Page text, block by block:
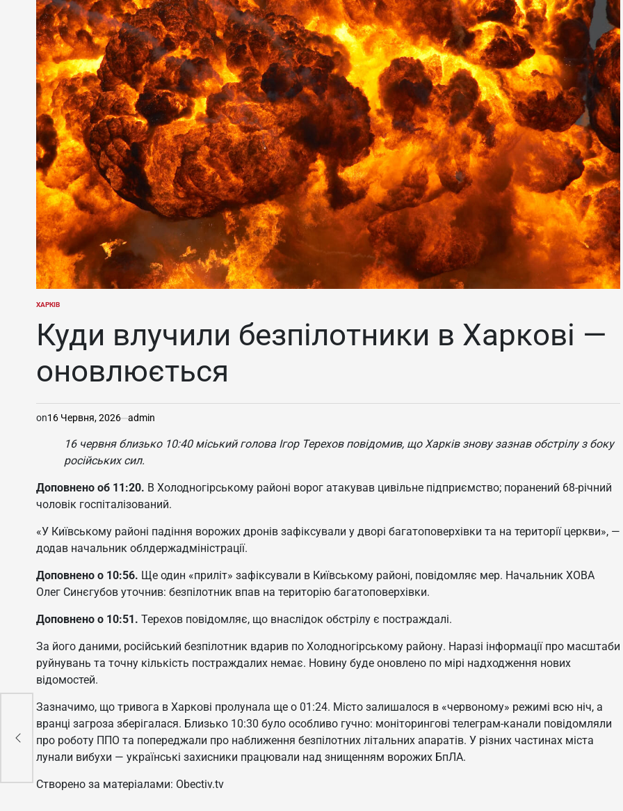
ОПУБЛІКУВАТИ
ХАРКІВ
Куди влучили безпілотники в Харкові —
оновлюється
on16 Червня, 2026 admin
16 червня близько 10:40 міський голова Ігор Терехов повідомив, що Харків знову зазнав обстрілу з боку
російських сил.
Доповнено об 11:20. В Холодногірському районі ворог атакував цивільне підприємство; поранений 68-річний
чоловік госпіталізований.
«У Київському районі падіння ворожих дронів зафіксували у дворі багатоповерхівки та на території церкви», —
додав начальник облдержадміністрації.
Доповнено о 10:56. Ще один «приліт» зафіксували в Київському районі, повідомляє мер. Начальник ХОВА
Олег Синєгубов уточнив: безпілотник впав на територію багатоповерхівки.
Доповнено о 10:51. Терехов повідомляє, що внаслідок обстрілу є постраждалі.
За його даними, російський безпілотник вдарив по Холодногірському району. Наразі інформації про масштаби
руйнувань та точну кількість постраждалих немає. Новину буде оновлено по мірі надходження нових
відомостей.
Зазначимо, що тривога в Харкові пролунала ще о 01:24. Місто залишалося в «червоному» режимі всю ніч, а
вранці загроза зберігалася. Близько 10:30 було особливо гучно: моніторингові телеграм-канали повідомляли
про роботу ППО та попереджали про наближення безпілотних літальних апаратів. У різних частинах міста
лунали вибухи — українські захисники працювали над знищенням ворожих БпЛА.
Створено за матеріалами: Obectiv.tv